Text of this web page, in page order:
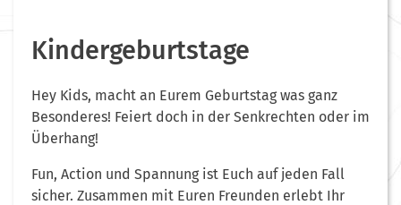
Kindergeburtstage
Hey Kids, macht an Eurem Geburtstag was ganz
Besonderes! Feiert doch in der Senkrechten oder im
Überhang!
Fun, Action und Spannung ist Euch auf jeden Fall
sicher. Zusammen mit Euren Freunden erlebt Ihr